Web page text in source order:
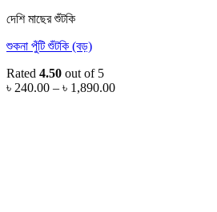
দেশি মাছের শুঁটকি
শুকনা পুঁটি শুঁটকি (বড়)
Rated 4.50 out of 5
৳ 240.00 – ৳ 1,890.00Price